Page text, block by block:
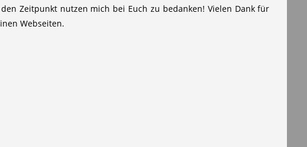
Zeitpunkt nutzen mich bei Euch zu bedanken! Vielen Dank für
Webseiten.